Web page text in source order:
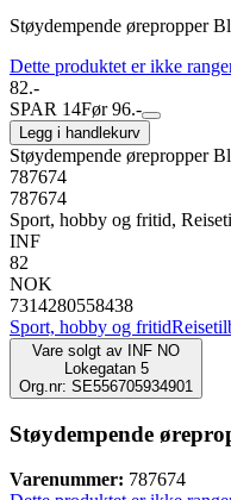
Støydempende ørepropper
Dette produktet er ikke
82.-
SPAR 14Før 96.-
Legg i handlekurv
Støydempende ørepropper
787674
787674
Sport, hobby og fritid,
INF
82
NOK
7314280558438
Sport, hobby og fritid
Vare solgt av
INF NO
Lokegatan 5
Org.nr: SE556705934901
Støydempende
Varenummer: 787674